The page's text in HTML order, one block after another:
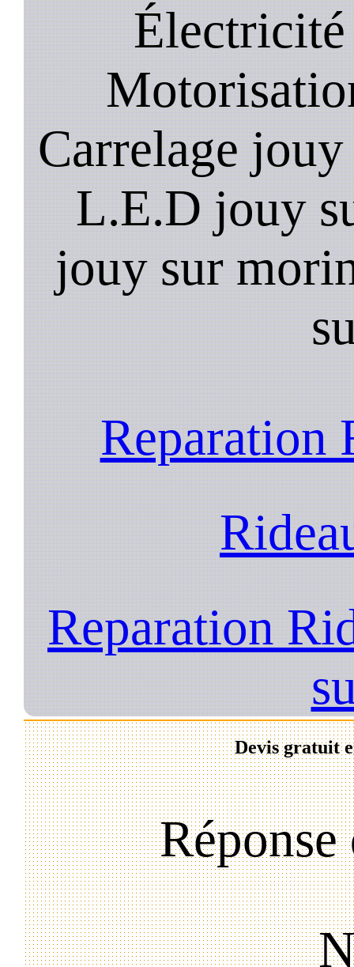
Carrelage
L.E.D jouy
jouy sur
Reparation
Reparation
Devis gratuit